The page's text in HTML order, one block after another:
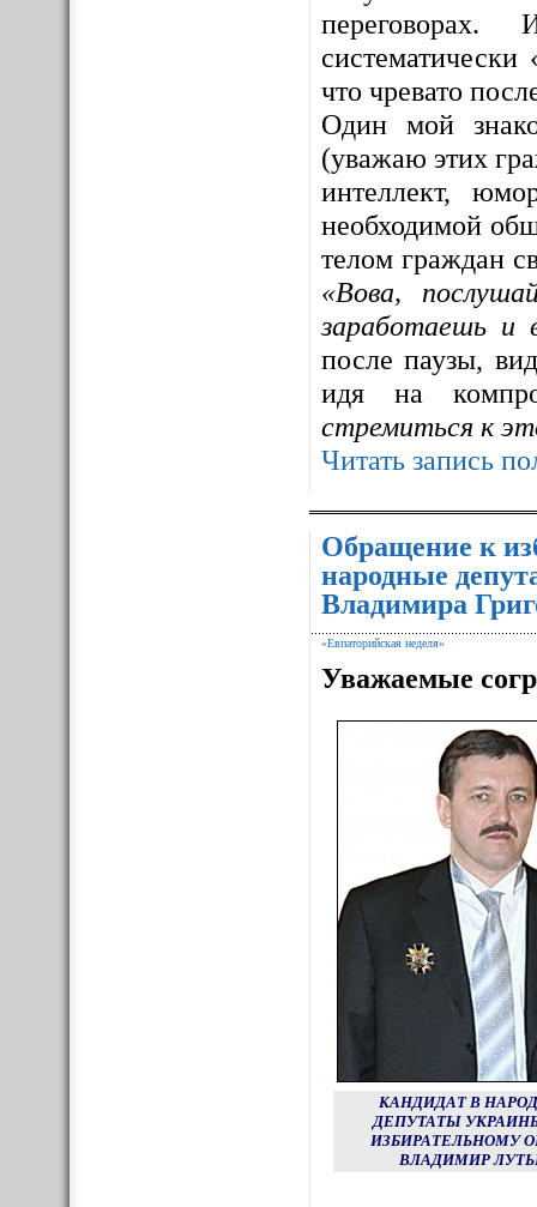
переговорах.
что чревато
Один мой
(уважаю этих
интеллект,
необходимой
телом граждан
«Вова,
заработаешь и
после паузы,
идя на
стремиться к
Читать запись
Обращение к
народные
Владимира
«Евпаторийская неделя»
Уважаемые
КАНДИДАТ В
ДЕПУТАТЫ
ИЗБИРАТЕЛЬНОМУ
ВЛАДИМИР